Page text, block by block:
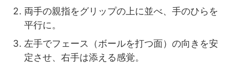
両手の親指をグリップの上に並べ、手のひらを
平行に。
左手でフェース（ボールを打つ面）の向きを安
定させ、右手は添える感覚。